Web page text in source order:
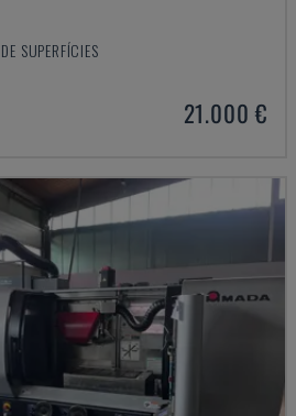
SUPERFÍCIES
21.000 €